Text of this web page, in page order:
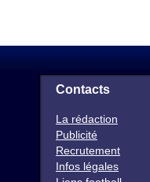
Contacts
La rédaction
Publicité
Recrutement
Infos légales